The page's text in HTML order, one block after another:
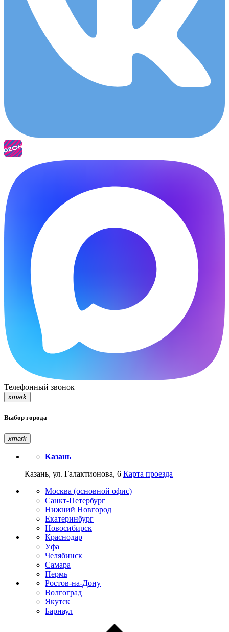
Телефонный звонок
xmark
Выбор города
xmark
Казань
Казань, ул. Галактионова, 6 Карта проезда
Москва (основной офис)
Санкт-Петербург
Нижний Новгород
Екатеринбург
Новосибирск
Краснодар
Уфа
Челябинск
Самара
Пермь
Ростов-на-Дону
Волгоград
Якутск
Барнаул